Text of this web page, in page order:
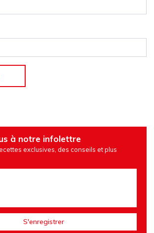
à notre infolettre
exclusives, des conseils et plus